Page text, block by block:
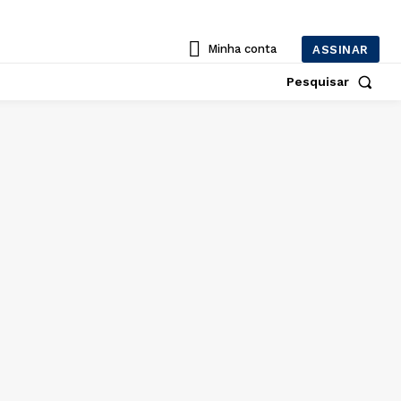
Minha conta ASSINAR
Pesquisar